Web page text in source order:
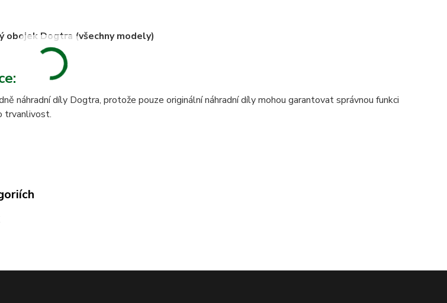
obojek Dogtra (všechny modely)
náhradní díly Dogtra, protože pouze originální náhradní díly mohou garantovat správnou funkci
trvanlivost.